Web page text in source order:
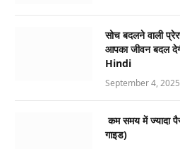
सोच बदलने वाली
आपका जीवन बदल
Hindi
September 4, 2025
कम समय में ज्यादा
गाइड)